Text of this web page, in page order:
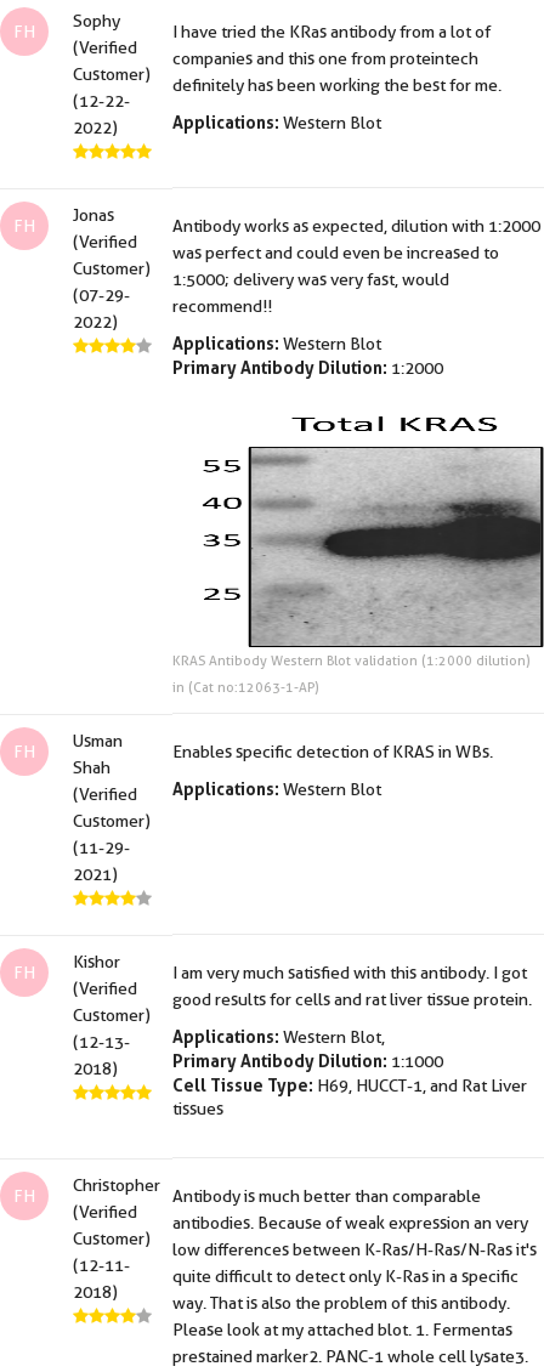
FH
Sophy
(Verified
Customer)
(12-22-
2022)
I have tried the KRas antibody from a lot of
companies and this one from proteintech
definitely has been working the best for me.
Applications: Western Blot
FH
Jonas
(Verified
Customer)
(07-29-
2022)
Antibody works as expected, dilution with 1:2000
was perfect and could even be increased to
1:5000; delivery was very fast, would
recommend!!
Applications: Western Blot
Primary Antibody Dilution: 1:2000
KRAS Antibody Western Blot validation (1:2000 dilution)
in (Cat no:12063-1-AP)
FH
Usman
Shah
(Verified
Customer)
(11-29-
2021)
Enables specific detection of KRAS in WBs.
Applications: Western Blot
FH
Kishor
(Verified
Customer)
(12-13-
2018)
I am very much satisfied with this antibody. I got
good results for cells and rat liver tissue protein.
Applications: Western Blot,
Primary Antibody Dilution: 1:1000
Cell Tissue Type: H69, HUCCT-1, and Rat Liver
tissues
FH
Christopher
(Verified
Customer)
(12-11-
2018)
Antibody is much better than comparable
antibodies. Because of weak expression an very
low differences between K-Ras/H-Ras/N-Ras it's
quite difficult to detect only K-Ras in a specific
way. That is also the problem of this antibody.
Please look at my attached blot. 1. Fermentas
prestained marker2. PANC-1 whole cell lysate3.